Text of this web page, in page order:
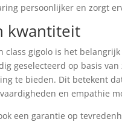
persoonlijker en zorgt
kwantiteit
class gigolo is het
geselecteerd op basis
te bieden. Dit betekent
en empathie
een garantie op